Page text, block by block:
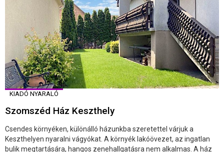
KIADÓ NYARALÓ
Szomszéd Ház Keszthely
Csendes környéken, különálló házunkba szeretettel várjuk a
Keszthelyen nyaralni vágyókat. A környék lakóövezet, az ingatlan
bulik megtartására, hangos zenehallgatásra nem alkalmas. A ház